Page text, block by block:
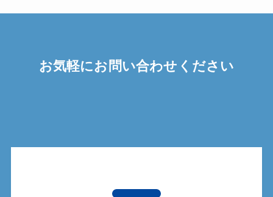
お気軽にお問い合わせください